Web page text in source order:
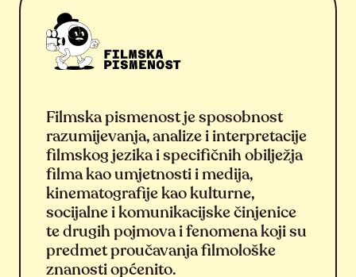
Filmska pismenost je sposobnost
razumijevanja, analize i interpretacije
filmskog jezika i specifičnih obilježja
filma kao umjetnosti i medija,
kinematografije kao kulturne,
socijalne i komunikacijske činjenice
te drugih pojmova i fenomena koji su
predmet proučavanja filmološke
znanosti općenito.